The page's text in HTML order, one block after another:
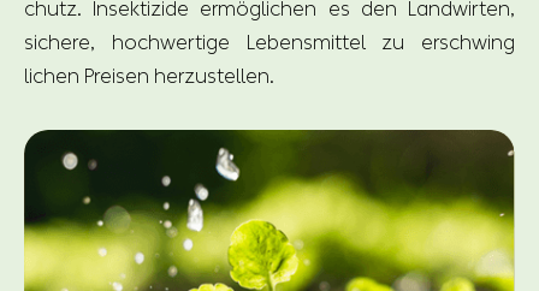
chutz. Insektizide ermöglichen es den Landwirten,
sichere, hochwertige Lebensmittel zu erschwing
lichen Preisen herzustellen.